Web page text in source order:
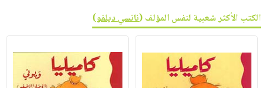
الكتب الأكثر شعبية لنفس المؤلف (نانسي ديلفو)